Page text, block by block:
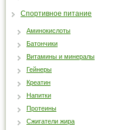
Спортивное питание
Аминокислоты
Батончики
Витамины и минералы
Гейнеры
Креатин
Напитки
Протеины
Сжигатели жира